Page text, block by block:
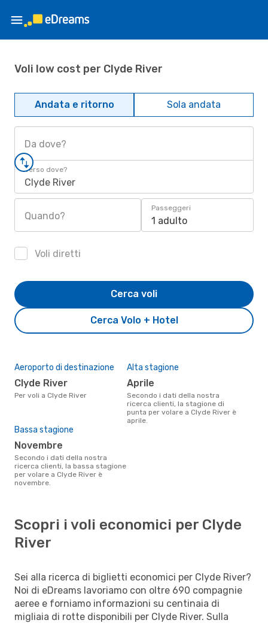
Voli low cost per Clyde River
Andata e ritorno Sola andata
Da dove?
Verso dove?
Clyde River
Quando?
Passeggeri
1 adulto
Voli diretti
Cerca Volo + Hotel
Cerca voli
Aeroporto di destinazione
Clyde River
Per voli a Clyde River
Alta stagione
aprile
Secondo i dati della nostra
ricerca clienti, la stagione di
punta per volare a Clyde River è
aprile.
Bassa stagione
novembre
Secondo i dati della nostra
ricerca clienti, la bassa stagione
per volare a Clyde River è
novembre.
Scopri i voli economici per Clyde
River
Sei alla ricerca di biglietti economici per Clyde River?
Noi di eDreams lavoriamo con oltre 690 compagnie
aeree e forniamo informazioni su centinaia di
migliaia di rotte disponibili per Clyde River. Sulla